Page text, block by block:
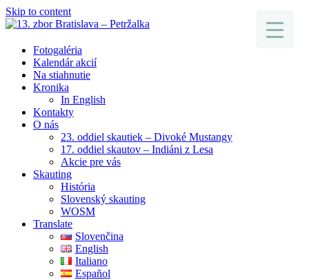
Skip to content
Fotogaléria
Kalendár akcií
Na stiahnutie
Kronika
In English
Kontakty
O nás
23. oddiel skautiek – Divoké Mustangy
17. oddiel skautov – Indiáni z Lesa
Akcie pre vás
Skauting
História
Slovenský skauting
WOSM
Translate
Slovenčina
English
Italiano
Español